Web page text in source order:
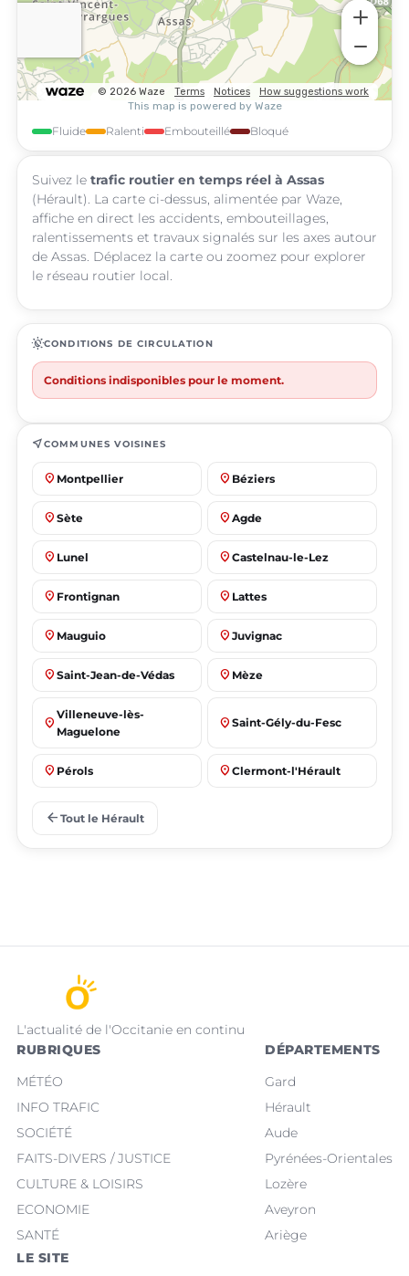
Fluide Ralenti Embouteillé Bloqué
Suivez le trafic routier en temps réel à Assas
(Hérault). La carte ci-dessus, alimentée par Waze,
affiche en direct les accidents, embouteillages,
ralentissements et travaux signalés sur les axes autour
de Assas. Déplacez la carte ou zoomez pour explorer
le réseau routier local.
routineCONDITIONS DE CIRCULATION
Conditions indisponibles pour le moment.
near_meCOMMUNES VOISINES
place Montpellier place Béziers
place Sète place Agde
place Lunel place Castelnau-le-Lez
place Frontignan place Lattes
place Mauguio place Juvignac
place Saint-Jean-de-Védas place Mèze
place
Villeneuve-lès-
Maguelone
place Saint-Gély-du-Fesc
place Pérols place Clermont-l'Hérault
place
arrow_back Tout le Hérault
L'actualité de l'Occitanie en continu
RUBRIQUES
MÉTÉO
INFO TRAFIC
SOCIÉTÉ
FAITS-DIVERS / JUSTICE
CULTURE & LOISIRS
ECONOMIE
SANTÉ
DÉPARTEMENTS
Gard
Hérault
Aude
Pyrénées-Orientales
Lozère
Aveyron
Ariège
LE SITE